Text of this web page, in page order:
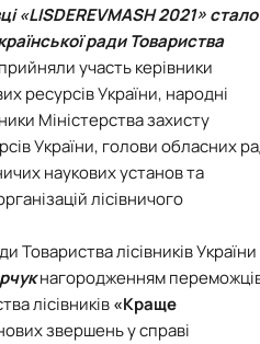
«LISDEREVMASH 2021» стало
ради Товариства
участь керівники
ресурсів України, народні
Міністерства захисту
України, голови обласних
наукових установ та
лісівничого
Товариства лісівників України
нагородженням
лісівників«Краще
звершень у справі